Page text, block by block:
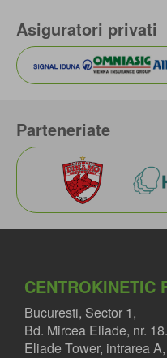
Asiguratori privati
Parteneriate
CENTROKINETIC
Bucuresti, Sector 1,
Bd. Mircea Eliade, nr. 18.
Eliade Tower, intrarea